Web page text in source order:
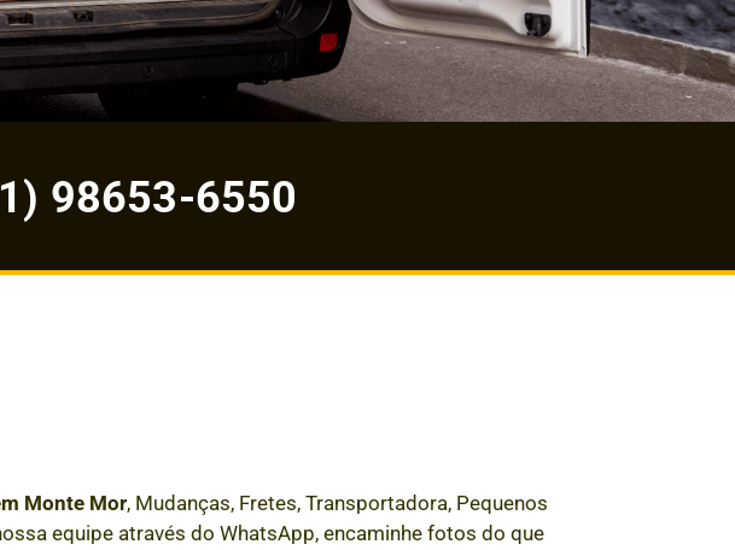
98653-6550
Monte Mor, Mudanças, Fretes, Transportadora, Pequenos
equipe através do WhatsApp, encaminhe fotos do que